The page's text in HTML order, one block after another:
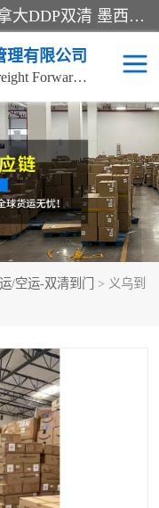
欧洲海运双清包税 美国*专线 加拿大DDP双清 墨西哥跨境空运 澳大利亚专线物流 跨境电商物流服务 国际快递到门服务 海运*渠道 一站式跨境物流解决方案 TikTok/SHEIN专线 电商平台FBA头程运输 国际铁路运输欧洲 UPS/DDHL/联邦快递跨境 美国双清到门物流 跨境*运输
理有限公司
Yiwu Celia International Freight Forwarding Co., Ltd
/空运-双清到门
> 义乌到
卡航
利亚海运/空运-双清